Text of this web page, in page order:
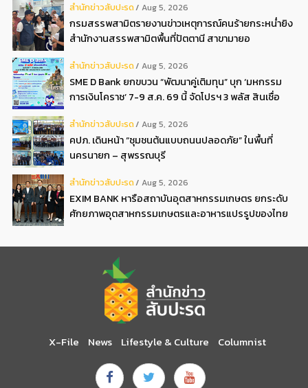
อิสลามแห่งอนาคต
สํานักข่าวสับปะรด Aug 5, 2026
กรมสรรพสามิตรายงานข่าวเหตุการณ์คนร้ายกระหน่ำยิง
สำนักงานสรรพสามิตพื้นที่ปัตตานี สาขามายอ
สํานักข่าวสับปะรด Aug 5, 2026
SME D Bank ยกขบวน “พัฒนาคู่เติมทุน” บุก ‘มหกรรม
การเงินโคราช’ 7-9 ส.ค. 69 นี้ จัดโปรฯ 3 พลัส สินเชื่อ
สํานักข่าวสับปะรด Aug 5, 2026
คปภ. เดินหน้า “ชุมชนต้นแบบถนนปลอดภัย” ในพื้นที่
นครนายก – สุพรรณบุรี
สํานักข่าวสับปะรด Aug 5, 2026
EXIM BANK หารือสถาบันอุตสาหกรรมเกษตร ยกระดับ
ศักยภาพอุตสาหกรรมเกษตรและอาหารแปรรูปของไทย
X-File News Lifestyle & Culture Columnist